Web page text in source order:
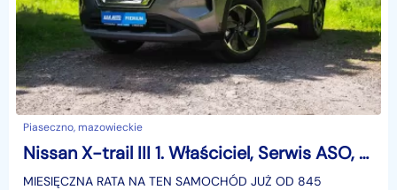
Piaseczno, mazowieckie
Nissan X-trail III 1. Właściciel, Serwis ASO, Automat, 7 miejsc, VAT 23%, Navi,
MIESIĘCZNA RATA NA TEN SAMOCHÓD JUŻ OD 845